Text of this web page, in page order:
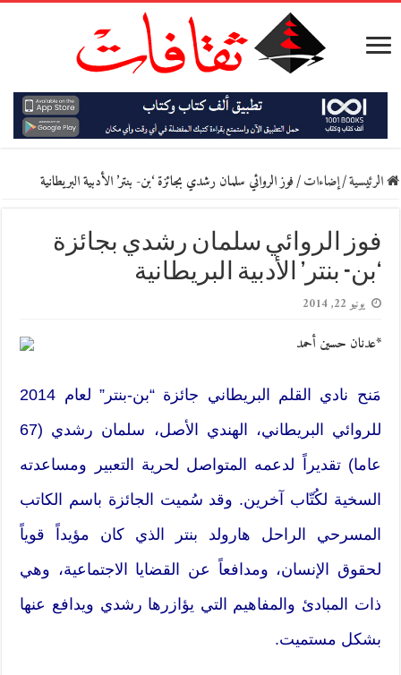
الرئيسية/إضاءات/فوز الروائي سلمان رشدي بجائزة ‘بن- بنتر’ الأدبية البريطانية
فوز الروائي سلمان رشدي بجائزة
‘بن- بنتر’ الأدبية البريطانية
يونيو 22, 2014
*عدنان حسين أحمد
مَنح نادي القلم البريطاني جائزة “بن-بنتر” لعام 2014
للروائي البريطاني، الهندي الأصل، سلمان رشدي (67
عاما) تقديراً لدعمه المتواصل لحرية التعبير ومساعدته
السخية لكُتّاب آخرين. وقد سُميت الجائزة باسم الكاتب
المسرحي الراحل هارولد بنتر الذي كان مؤيداً قوياً
لحقوق الإنسان، ومدافعاً عن القضايا الاجتماعية، وهي
ذات المبادئ والمفاهيم التي يؤازرها رشدي ويدافع عنها
بشكل مستميت.